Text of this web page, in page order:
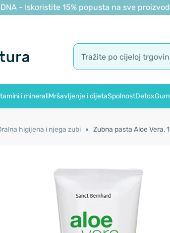
- Iskoristite 15% popusta na sve
i mineraliMršavljenje i dijetaSpolnostDetox
higijena i njega zubi Zubna pasta Aloe Vera,